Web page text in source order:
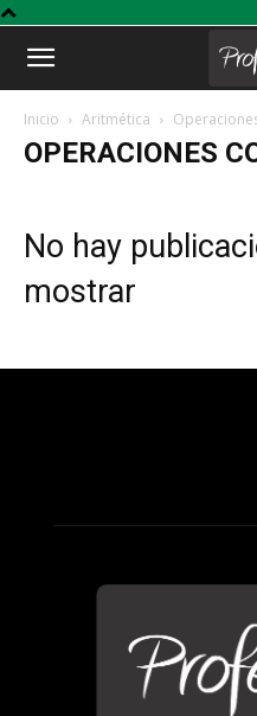
Profe
Inicio Aritmética
OPERACIONES
No hay
mostrar